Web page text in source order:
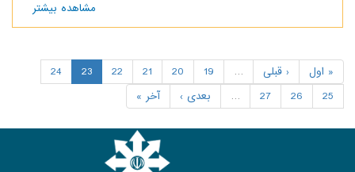
مشاهده بیشتر
درباره
« اول ‹ قبلی
بعدی › آخر »